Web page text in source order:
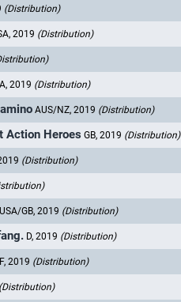
(Distribution)
2019 (Distribution)
2019 (Distribution)
AUS/NZ, 2019 (Distribution)
Action Heroes GB, 2019 (Distribution)
(Distribution)
GB, 2019 (Distribution)
D, 2019 (Distribution)
F, 2019 (Distribution)
(Distribution)